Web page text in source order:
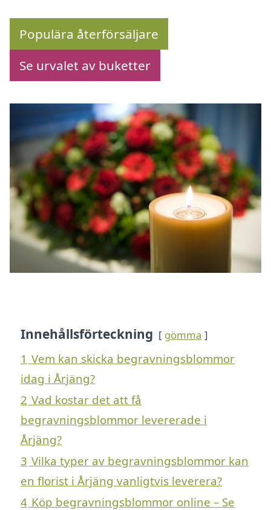
Populära återförsäljare
Se urvalet av buketter
Innehållsförteckning gömma
1 Vem kan skicka begravningsblommor
idag i Årjäng?
2 Vad kostar det att få
begravningsblommor levererade i
Årjäng?
3 Vilka typer av begravningsblommor kan
en florist i Årjäng vanligtvis leverera?
4 Köp begravningsblommor online – Se